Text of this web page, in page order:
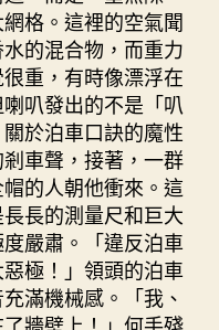
格。這裡的空氣聞
的混合物，而重力
重，有時像漂浮在
叭發出的不是「叭
於泊車口訣的魔性
車聲，接著，一群
的人朝他衝來。這
長的測量尺和巨大
嚴肅。「違反泊車
極！」領頭的泊車
滿機械感。「我、
牆壁上！」何手殘